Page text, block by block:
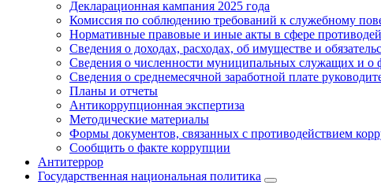
Декларационная кампания 2025 года
Комиссия по соблюдению требований к служебному
Нормативные правовые и иные акты в сфере
Сведения о доходах, расходах, об имуществе и
Сведения о численности муниципальных служащих и о
Сведения о среднемесячной заработной плате
Планы и отчеты
Антикоррупционная экспертиза
Методические материалы
Формы документов, связанных с противодействием
Сообщить о факте коррупции
Антитеррор
Государственная национальная политика